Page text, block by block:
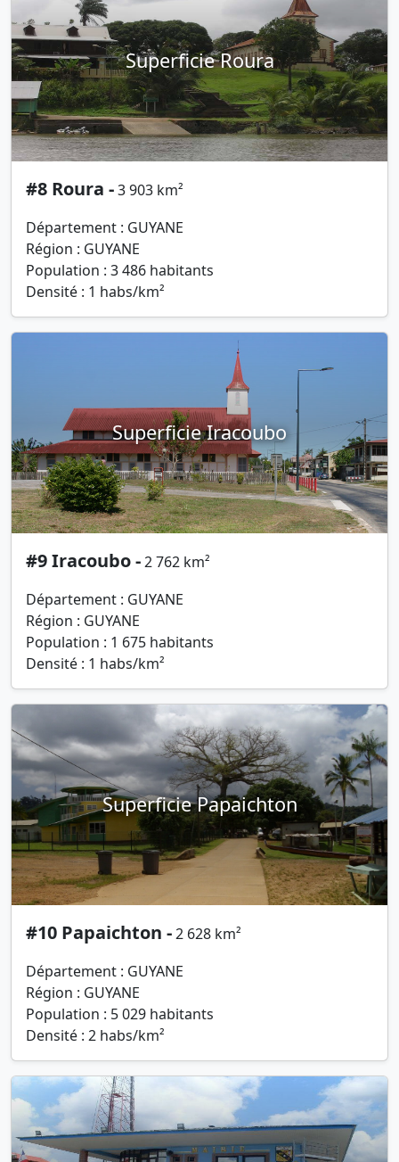
Superficie Roura
#8 Roura -3 903 km²
Département : GUYANE
Région : GUYANE
Population : 3 486 habitants
Densité : 1 habs/km²
Superficie Iracoubo
#9 Iracoubo -2 762 km²
Département : GUYANE
Région : GUYANE
Population : 1 675 habitants
Densité : 1 habs/km²
Superficie Papaichton
#10 Papaichton -2 628 km²
Département : GUYANE
Région : GUYANE
Population : 5 029 habitants
Densité : 2 habs/km²